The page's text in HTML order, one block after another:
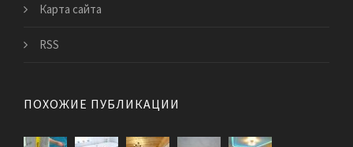
Карта сайта
RSS
ПОХОЖИЕ ПУБЛИКАЦИИ